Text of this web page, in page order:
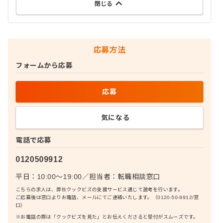
閉じる
応募方法
電話で応募
0120509912
平日：10:00〜19:00／担当者： 転職相談窓口
こちらの求人は、弊社クックビズの支援サービス通じて選考を行います。
ご応募後は窓口よりお電話、メールにてご連絡いたします。（0120-50-9912/窓
口）
※お電話の際は「クックビズを見た」とお伝えくださると受付がスムーズです。
フォームから応募
応募
気になる